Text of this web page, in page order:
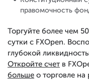
правомочность
Торгуйте более чем
сутки с FXOpen.
глубокой
Откройте счет в
больше о торговле